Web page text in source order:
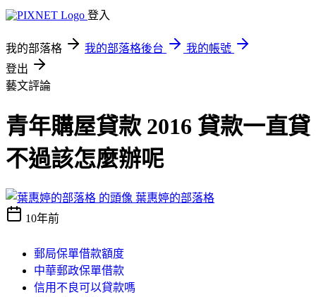
登入
我的部落格 我的部落格後台
我的帳號
登出
藝文評論
青年購屋貸款 2016 貸款一直貸
不過該怎麼辦呢
葉惠婷的部落格
10年前
郵局保單借款額度
中華郵政保單借款
信用不良可以貸款嗎